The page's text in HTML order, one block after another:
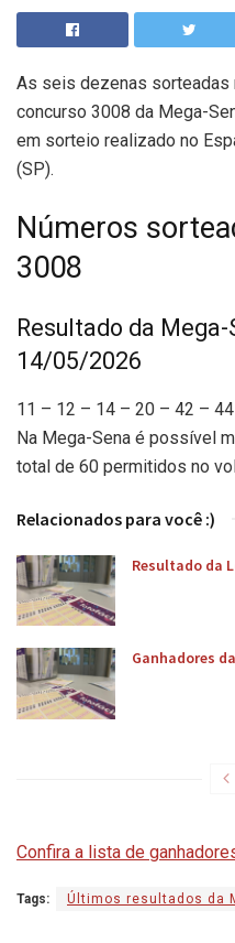
As seis dezenas sorteadas
concurso 3008 da Mega-
em sorteio realizado no
(SP).
Números
3008
Resultado da Mega-
14/05/2026
11 – 12 – 14 – 20 – 42 – 44
Na Mega-Sena é possível
total de 60 permitidos no
Relacionados para você :)
Resultado da
Ganhadores
Confira a lista de
Tags: Últimos resultados da